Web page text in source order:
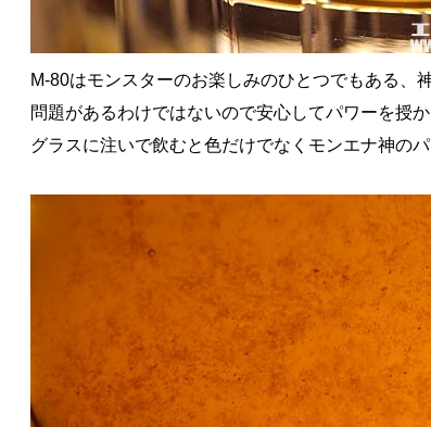
M-80はモンスターのお楽しみのひとつでもある、
問題があるわけではないので安心してパワーを授か
グラスに注いで飲むと色だけでなくモンエナ神の